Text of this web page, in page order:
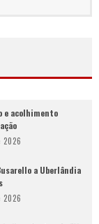
e acolhimento
2026
a Uberlândia
2026